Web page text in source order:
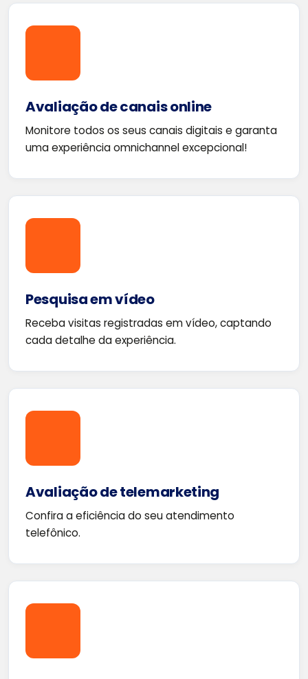
Avaliação de canais online
Monitore todos os seus canais digitais e garanta
uma experiência omnichannel excepcional!
Pesquisa em vídeo
Receba visitas registradas em vídeo, captando
cada detalhe da experiência.
Avaliação de telemarketing
Confira a eficiência do seu atendimento
telefônico.